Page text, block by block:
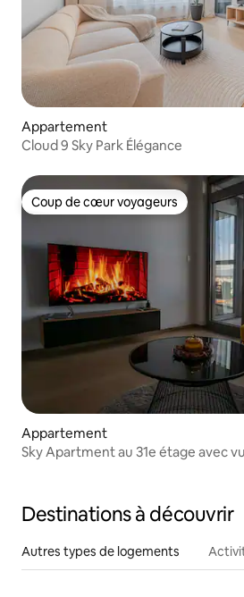
Appartement
Cloud 9 Sky Park Élégance
Coup de cœur voyageurs
Coup de cœur voyageurs
Appartement
Sky Apartment au 31e étage avec
Destinations à découvrir
Autres types de logements